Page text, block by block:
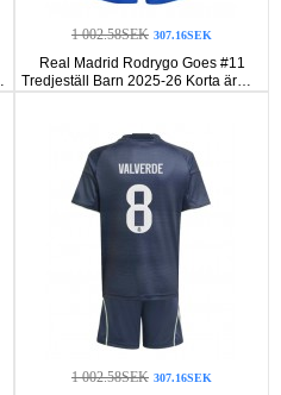
1 002.58SEK 307.16SEK
Real Madrid Rodrygo Goes #11
Tredjeställ Barn 2025-26 Korta ärmar
(+ Korta byxor)
1 002.58SEK 307.16SEK